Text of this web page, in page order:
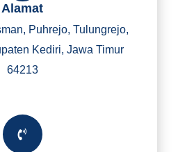
Alamat
Puhrejo, Tulungrejo,
Kediri, Jawa Timur
64213